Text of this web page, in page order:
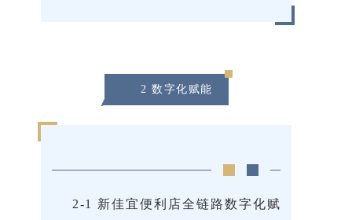
2 数字化赋能
2-1 新佳宜便利店全链路数字化赋